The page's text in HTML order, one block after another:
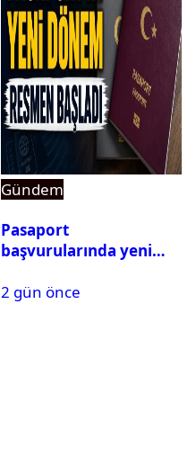
Gündem
Pasaport
başvurularında yeni
2 gün önce